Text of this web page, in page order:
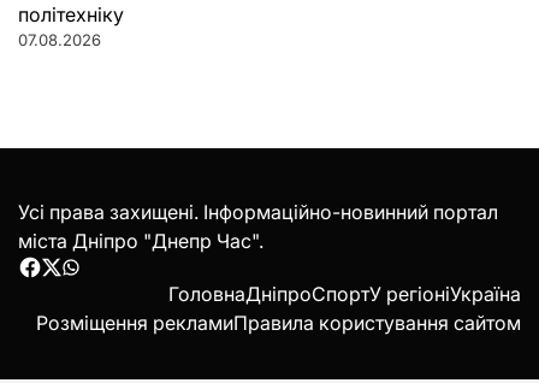
політехніку
07.08.2026
Усі права захищені. Інформаційно-новинний портал
міста Дніпро "Днепр Час".
Facebook
Twitter
WhatsApp
ГоловнаДніпроСпортУ регіоніУкраїна
Розміщення рекламиПравила користування сайтом